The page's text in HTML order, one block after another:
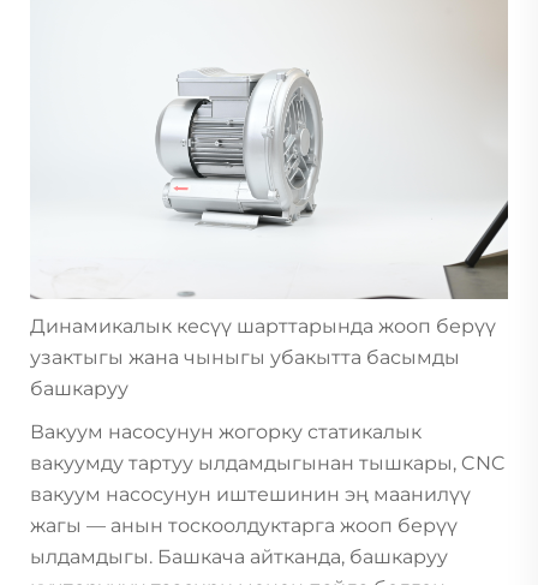
Динамикалык кесүү шарттарында жооп берүү
узактыгы жана чыныгы убакытта басымды
башкаруу
Вакуум насосунун жогорку статикалык
вакуумду тартуу ылдамдыгынан тышкары, CNC
вакуум насосунун иштешинин эң маанилүү
жагы — анын тоскоолдуктарга жооп берүү
ылдамдыгы. Башкача айтканда, башкаруу